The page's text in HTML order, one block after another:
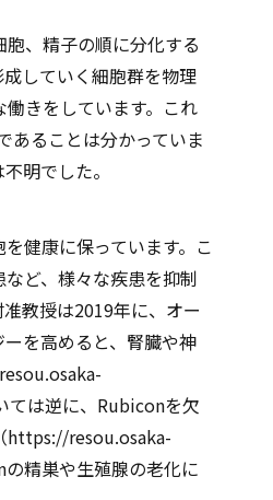
、精子の順に分化する
していく細胞群を物理
きをしています。これ
あることは分かっていま
明でした。
健康に保っています。こ
ど、様々な疾患を抑制
教授は2019年に、オー
を高めると、腎臓や神
ては逆に、Rubiconを欠
https://resou.osaka-
精巣や生殖腺の老化に